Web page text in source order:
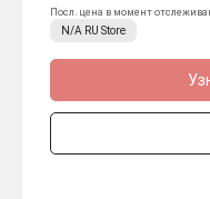
Посл. цена в момент
N/A RU Store